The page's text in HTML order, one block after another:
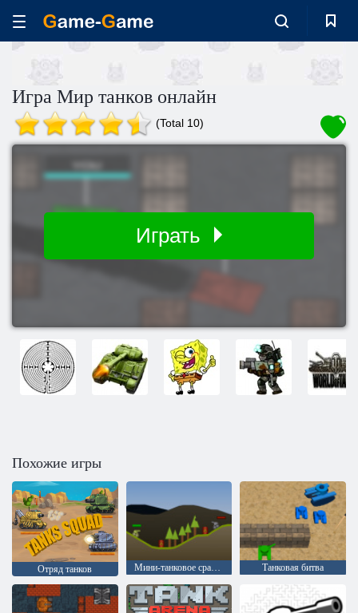
Игра Мир танков онлайн
(Total 10)
Играть
Похожие игры
Отряд танков Мини-танковое сражение Танковая битва